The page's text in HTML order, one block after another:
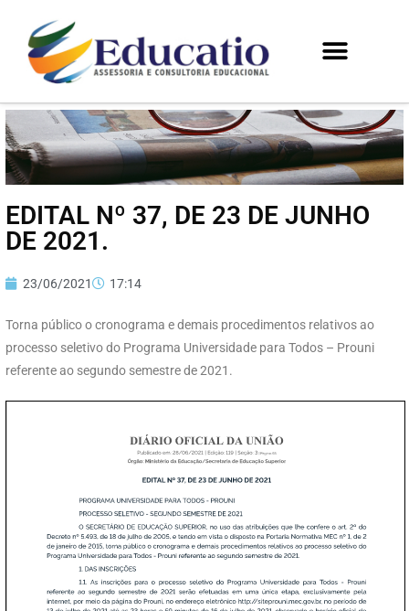
EDITAL Nº 37, DE 23 DE JUNHO
DE 2021.
23/06/2021 17:14
Torna público o cronograma e demais procedimentos relativos ao
processo seletivo do Programa Universidade para Todos – Prouni
referente ao segundo semestre de 2021.